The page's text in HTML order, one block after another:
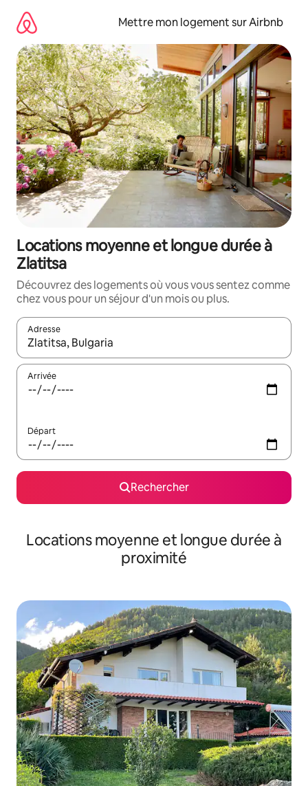
directement
contenu
Mettre mon logement sur Airbnb
Locations moyenne et longue durée à
Zlatitsa
Découvrez des logements où vous vous sentez comme
chez vous pour un séjour d'un mois ou plus.
Adresse
Lorsque les résultats s'affichent, utilisez les flèches vers le
Arrivée
Départ
Rechercher
Locations moyenne et longue durée à
proximité